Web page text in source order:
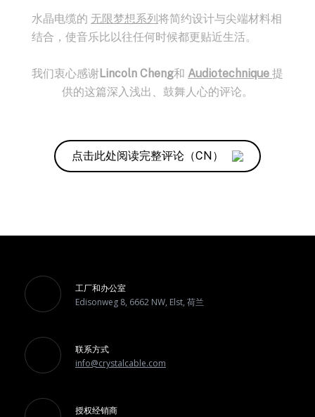
水晶电缆的 无限梦想系列 将简约设计与尖端材料相
结合，使音乐比以往任何时候都更贴近生活。
我们衷心感谢Lincoln Cheng和 Audiotechnique 提
供的这篇深入浅出、鼓舞人心的评论。
点击此处阅读完整评论（CN）
工厂和办公室
Edisonweg 8, 6662 NW, Elst, 荷兰
联系方式
info@crystalcable.com
授权经销商